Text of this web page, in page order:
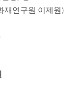
재연구원 이제원 )